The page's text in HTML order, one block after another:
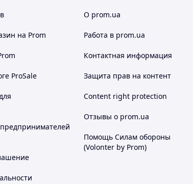
на Prom
ProSale
О prom.ua
Работа в prom.ua
Контактная информация
Защита прав на контент
Content right protection
Отзывы о prom.ua
Помощь Силам обороны
(Volonter by Prom)